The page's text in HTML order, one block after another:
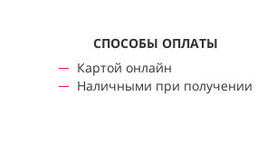
CПОСОБЫ ОПЛАТЫ
Картой онлайн
Наличными при получении